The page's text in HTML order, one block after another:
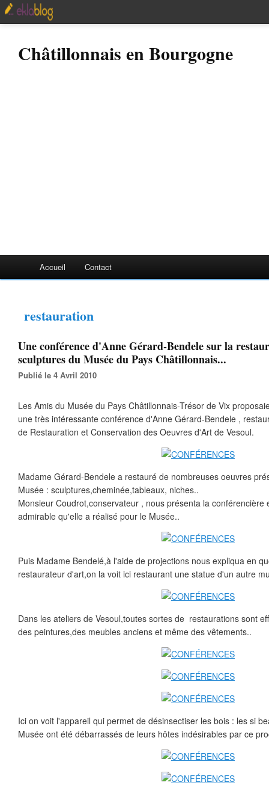
Châtillonnais en Bourgogne
Accueil Contact
restauration
Une conférence d'Anne Gérard-Bendele sur la
sculptures du Musée du Pays Châtillonnais...
Publié le 4 Avril 2010
Les Amis du Musée du Pays Châtillonnais-Trésor de Vix
une très intéressante conférence d'Anne Gérard-Bendele ,
de Restauration et Conservation des Oeuvres d'Art de Vesoul.
Madame Gérard-Bendele a restauré de nombreuses oeuvres
Musée : sculptures,cheminée,tableaux, niches..
Monsieur Coudrot,conservateur , nous présenta la conférencière
admirable qu'elle a réalisé pour le Musée..
Puis Madame Bendelé,à l'aide de projections nous expliqua en
restaurateur d'art,on la voit ici restaurant une statue d'un autre
Dans les ateliers de Vesoul,toutes sortes de restaurations sont
des peintures,des meubles anciens et même des vêtements..
Ici on voit l'appareil qui permet de désinsectiser les bois : les si
Musée ont été débarrassés de leurs hôtes indésirables par ce